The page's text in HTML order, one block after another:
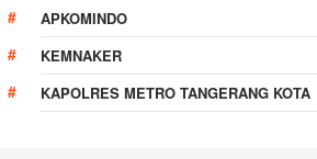
APKOMINDO
KEMNAKER
KAPOLRES METRO TANGERANG KOTA